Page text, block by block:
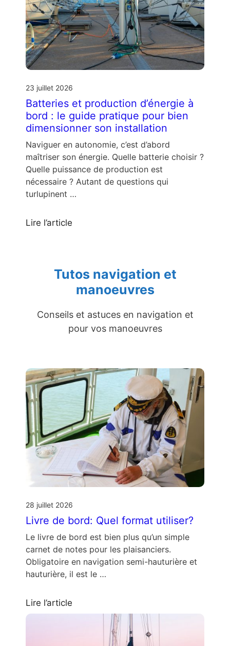
23 juillet 2026
Batteries et production d’énergie à
bord : le guide pratique pour bien
dimensionner son installation
Naviguer en autonomie, c’est d’abord
maîtriser son énergie. Quelle batterie choisir ?
Quelle puissance de production est
nécessaire ? Autant de questions qui
turlupinent …
Lire l’article
Tutos navigation et
manoeuvres
Conseils et astuces en navigation et
pour vos manoeuvres
28 juillet 2026
Livre de bord: Quel format utiliser?
Le livre de bord est bien plus qu’un simple
carnet de notes pour les plaisanciers.
Obligatoire en navigation semi-hauturière et
hauturière, il est le …
Lire l’article